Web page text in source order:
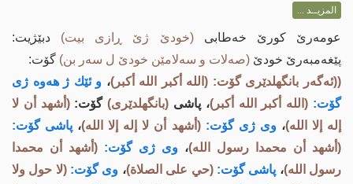
المزيــد ...
عومەرێ کورێ خەطابی(خودێ ژێ ڕازی بیت) دبێژیت:
پێغەمبەرێ خودێ (صەلات و سەلامێن خودێ ل سەر بن) گۆت:
((ئه‌گه‌ر بانگهلدێری گۆت: (الله أكبر الله أكبر)، و ئێك ژ هه‌وه‌ ژی
گۆت: (الله أكبر الله أكبر)، پاشی (بانگهلدێری)گۆت:(أشهد أن لا
إله إلا الله)، وی ژی گۆت: (أشهد أن لا إله إلا الله)، پاشی گۆت:
(أشهد أن محمدا رسول الله)، وی ژی گۆت: (أشهد أن محمدا
رسول الله)، پاشی گۆت: (حي على الصلاة)، وی گۆت: (لا حول ولا